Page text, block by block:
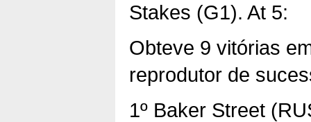
Stakes (G1). At 5:
Obteve 9 vitórias
reprodutor de
1º Baker Street